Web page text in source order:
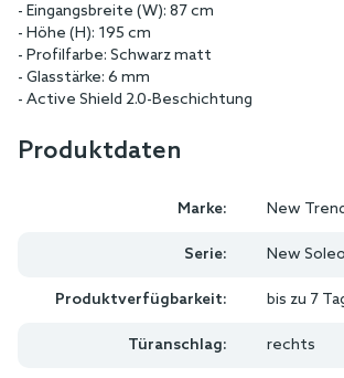
- Eingangsbreite (W): 87 cm
- Höhe (H): 195 cm
- Profilfarbe: Schwarz matt
- Glasstärke: 6 mm
- Active Shield 2.0-Beschichtung
Produktdaten
Marke: New
Serie: New
Produktverfügbarkeit: bis zu 7
Türanschlag: rechts